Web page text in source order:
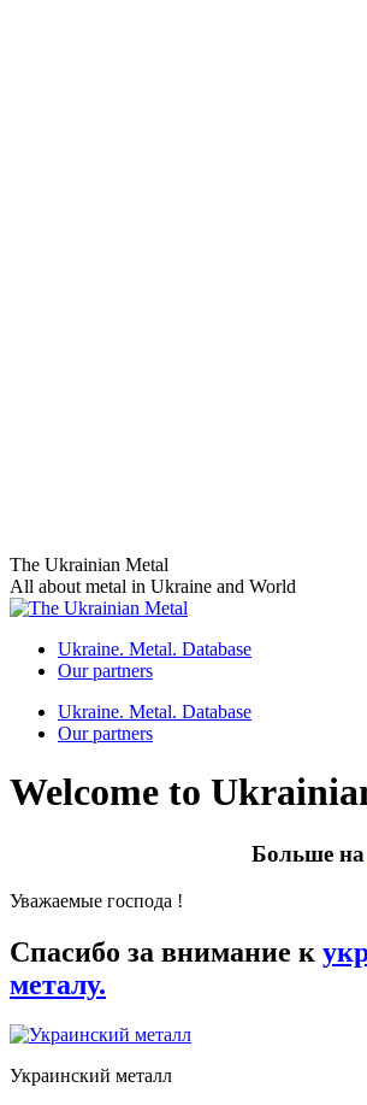
Skip
to
content
The Ukrainian Metal
All about metal in Ukraine and World
Ukraine. Metal. Database
Our partners
Ukraine. Metal. Database
Our partners
Welcome to
Больше на
Уважаемые господа !
Спасибо за внимание к
металу.
Украинский металл